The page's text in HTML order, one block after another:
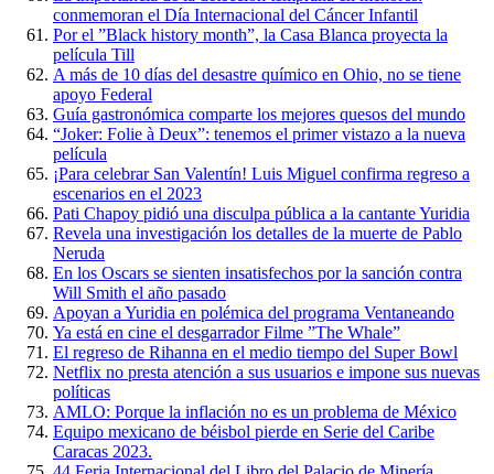
conmemoran el Día Internacional del Cáncer Infantil
Por el ”Black history month”, la Casa Blanca proyecta la
película Till
A más de 10 días del desastre químico en Ohio, no se tiene
apoyo Federal
Guía gastronómica comparte los mejores quesos del mundo
“Joker: Folie à Deux”: tenemos el primer vistazo a la nueva
película
¡Para celebrar San Valentín! Luis Miguel confirma regreso a
escenarios en el 2023
Pati Chapoy pidió una disculpa pública a la cantante Yuridia
Revela una investigación los detalles de la muerte de Pablo
Neruda
En los Oscars se sienten insatisfechos por la sanción contra
Will Smith el año pasado
Apoyan a Yuridia en polémica del programa Ventaneando
Ya está en cine el desgarrador Filme ”The Whale”
El regreso de Rihanna en el medio tiempo del Super Bowl
Netflix no presta atención a sus usuarios e impone sus nuevas
políticas
AMLO: Porque la inflación no es un problema de México
Equipo mexicano de béisbol pierde en Serie del Caribe
Caracas 2023.